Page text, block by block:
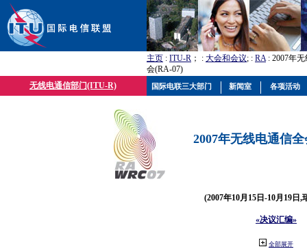
主页 : ITU-R ； : 大会和会议; : RA: 2007年
会(RA-07)
无线电通信部门(ITU-R)
2007年无线电通信
(2007年10月15日-10月19日,
«决议汇编»
全部展开
国际电联三大部门 新闻室 各项活动